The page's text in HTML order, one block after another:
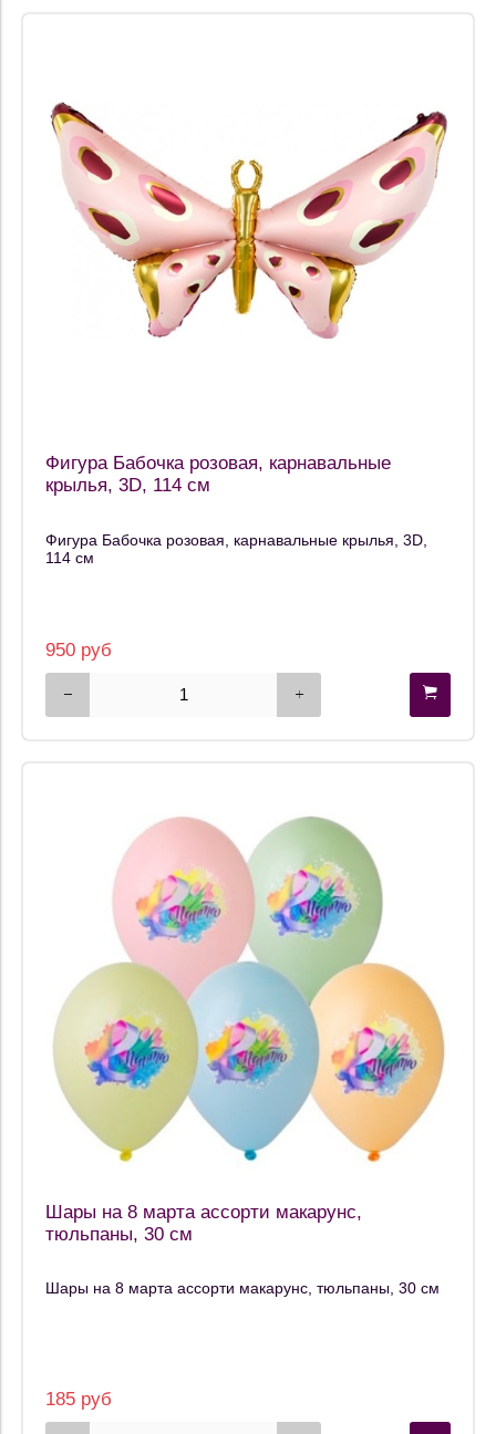
Фигура Бабочка розовая, карнавальные
крылья, 3D, 114 см
Фигура Бабочка розовая, карнавальные крылья, 3D,
114 см
950 руб
Шары на 8 марта ассорти макарунс,
тюльпаны, 30 см
Шары на 8 марта ассорти макарунс, тюльпаны, 30 см
185 руб